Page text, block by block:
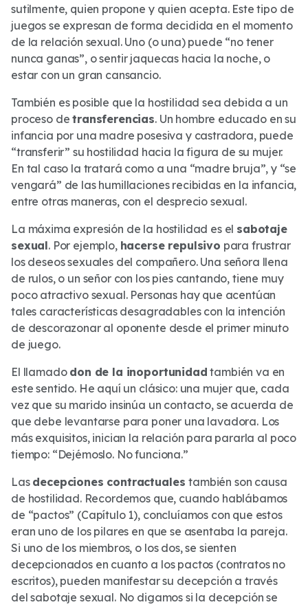
sutilmente, quien propone y quien acepta. Este tipo de
juegos se expresan de forma decidida en el momento
de la relación sexual. Uno (o una) puede “no tener
nunca ganas”, o sentir jaquecas hacia la noche, o
estar con un gran cansancio.
También es posible que la hostilidad sea debida a un
proceso detransferencias. Un hombre educado en su
infancia por una madre posesiva y castradora, puede
“transferir” su hostilidad hacia la figura de su mujer.
En tal caso la tratará como a una “madre bruja”, y “se
vengará” de las humillaciones recibidas en la infancia,
entre otras maneras, con el desprecio sexual.
La máxima expresión de la hostilidad es el sabotaje
sexual. Por ejemplo, hacerse repulsivo para frustrar
los deseos sexuales del compañero. Una señora llena
de rulos, o un señor con los pies cantando, tiene muy
poco atractivo sexual. Personas hay que acentúan
tales características desagradables con la intención
de descorazonar al oponente desde el primer minuto
de juego.
El llamado don de la inoportunidad también va en
este sentido. He aquí un clásico: una mujer que, cada
vez que su marido insinúa un contacto, se acuerda de
que debe levantarse para poner una lavadora. Los
más exquisitos, inician la relación para pararla al poco
tiempo: “Dejémoslo. No funciona.”
Las decepciones contractualestambién son causa
de hostilidad. Recordemos que, cuando hablábamos
de “pactos” (Capítulo 1), concluíamos con que estos
eran uno de los pilares en que se asentaba la pareja.
Si uno de los miembros, o los dos, se sienten
decepcionados en cuanto a los pactos (contratos no
escritos), pueden manifestar su decepción a través
del sabotaje sexual. No digamos si la decepción se